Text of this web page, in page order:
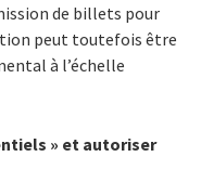
de billets pour
peut toutefois être
à l’échelle
» et autoriser